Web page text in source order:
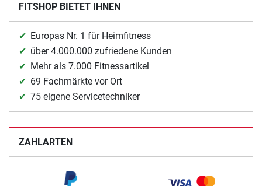
FITSHOP BIETET IHNEN
Europas Nr. 1 für Heimfitness
über 4.000.000 zufriedene Kunden
Mehr als 7.000 Fitnessartikel
69 Fachmärkte vor Ort
75 eigene Servicetechniker
ZAHLARTEN